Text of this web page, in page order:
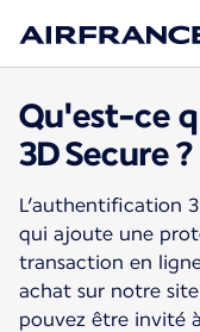
Qu'est-ce
3D Secure ?
L’authentification
qui ajoute une
transaction en
achat sur notre
pouvez être invité